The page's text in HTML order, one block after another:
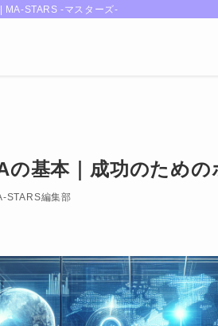
MA-STARS -マスターズ-
の基本｜成功のため
STARS編集部